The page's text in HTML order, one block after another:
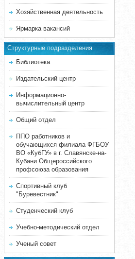
Хозяйственная деятельность
Ярмарка вакансий
Структурные подразделения
Библиотека
Издательский центр
Информационно-
вычислительный центр
Общий отдел
ППО работников и
обучающихся филиала ФГБОУ
ВО «КубГУ» в г. Славянске-на-
Кубани Общероссийского
профсоюза образования
Спортивный клуб
"Буревестник"
Студенческий клуб
Учебно-методический отдел
Ученый совет